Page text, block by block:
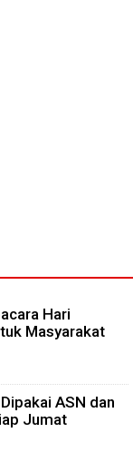
Hari
Masyarakat
ASN dan
Jumat